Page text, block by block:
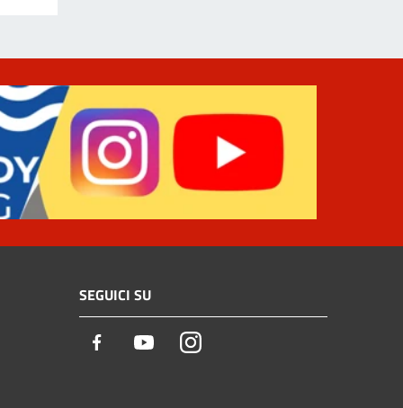
SEGUICI SU
Facebook YoutubeInstagram